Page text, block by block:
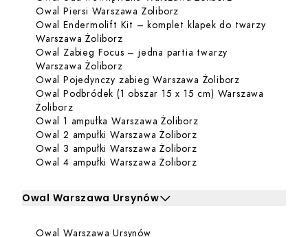
Owal Piersi Warszawa Żoliborz
Owal Endermolift Kit – komplet klapek do twarzy
Warszawa ŻoliborzDowiedz się więcej o Owal
Owal Zabieg Focus – jedna partia twarzy
Warszawa ŻoliborzDowiedz się więcej o Owal Zabieg
Owal Pojedynczy zabieg Warszawa Żoliborz
Owal Podbródek (1 obszar 15 x 15 cm) Warszawa
ŻoliborzDowiedz się więcej o Owal Podbródek (1 obszar
Owal 1 ampułka Warszawa ŻoliborzDowiedz się więcej o
Owal 2 ampułki Warszawa ŻoliborzDowiedz się więcej o
Owal 3 ampułki Warszawa ŻoliborzDowiedz się więcej o
Owal 4 ampułki Warszawa ŻoliborzDowiedz się więcej o
Owal Warszawa Ursynów
Kliknij, aby rozwinąć i zobaczyć zabiegi dla Owal
Owal Warszawa UrsynówDowiedz się więcej o Owal